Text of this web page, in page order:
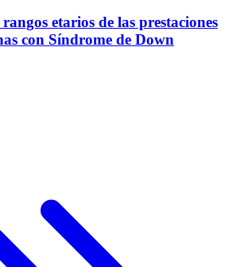
etarios de las prestaciones
con Síndrome de Down